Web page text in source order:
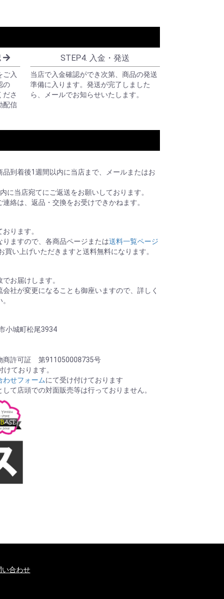
ご入
の
ださ
配信
STEP4. 入金・発送
当店で入金確認ができ次第、商品の発送
準備に入ります。発送が完了しました
ら、メールでお知らせいたします。
到着後1週間以内に当店まで、メールまたはお
に当店宛てにご返送をお願いしております。
絡は、返品・交換をお受けできかねます。
ります。
ますので、各商品ページまたは送料一覧ページ
い上げいただきますと送料無料になります。
お届けします。
社が変更になることも御座いますので、詳しく
小城町松尾3934
商許可証 第911050008735号
ております。
わせフォームにて受け付けております
て店頭での対面販売等は行っておりません。
い合わせ